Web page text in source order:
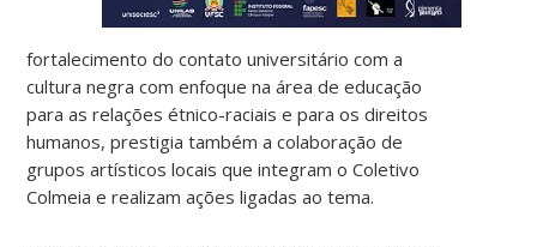
fortalecimento do contato universitário com a
cultura negra com enfoque na área de educação
para as relações étnico-raciais e para os direitos
humanos, prestigia também a colaboração de
grupos artísticos locais que integram o Coletivo
Colmeia e realizam ações ligadas ao tema.